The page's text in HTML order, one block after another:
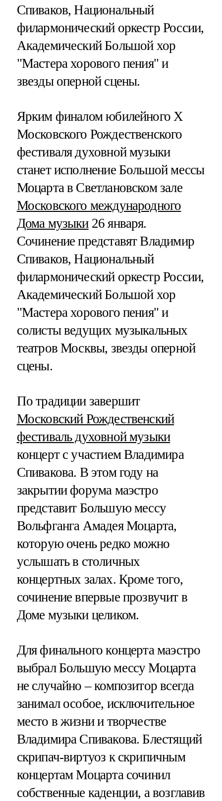
Спиваков, Национальный
филармонический оркестр России,
Академический Большой хор
"Мастера хорового пения" и
звезды оперной сцены.
Ярким финалом юбилейного Х
Московского Рождественского
фестиваля духовной музыки
станет исполнение Большой мессы
Моцарта в Светлановском зале
Московского международного
Дома музыки26 января.
Сочинение представят Владимир
Спиваков, Национальный
филармонический оркестр России,
Академический Большой хор
"Мастера хорового пения" и
солисты ведущих музыкальных
театров Москвы, звезды оперной
сцены.
По традиции завершит
Московский Рождественский
фестиваль духовной музыки
концерт с участием Владимира
Спивакова. В этом году на
закрытии форума маэстро
представит Большую мессу
Вольфганга Амадея Моцарта,
которую очень редко можно
услышать в столичных
концертных залах. Кроме того,
сочинение впервые прозвучит в
Доме музыки целиком.
Для финального концерта маэстро
выбрал Большую мессу Моцарта
не случайно – композитор всегда
занимал особое, исключительное
место в жизни и творчестве
Владимира Спивакова. Блестящий
скрипач-виртуоз к скрипичным
концертам Моцарта сочинил
собственные каденции, а возглавив